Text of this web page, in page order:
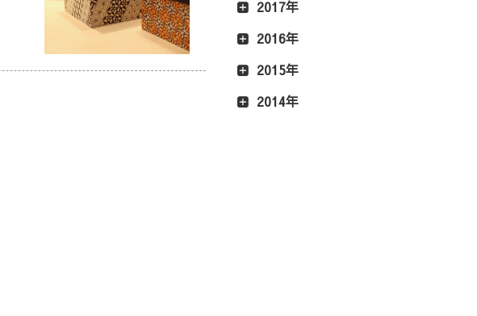
2017年
2016年
2015年
2014年